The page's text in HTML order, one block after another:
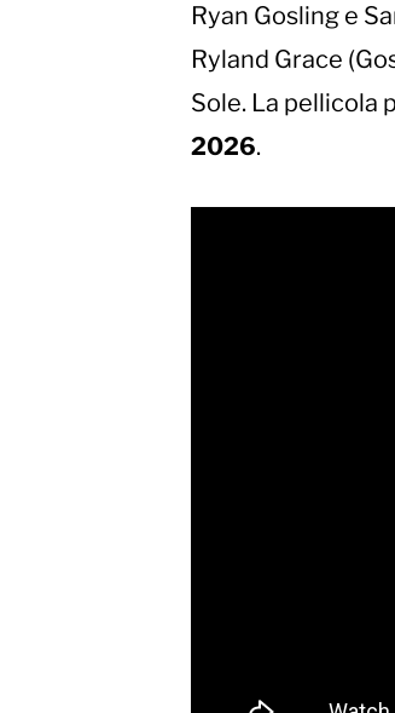
Ryan Gosling e
Ryland Grace
Sole. La pellicola
2026.